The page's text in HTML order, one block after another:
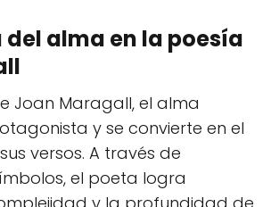
del alma en la poesía
Joan Maragall, el alma
y se convierte en el
versos. A través de
el poeta logra